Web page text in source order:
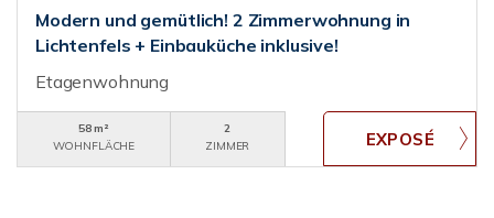
Modern und gemütlich! 2 Zimmerwohnung in
Lichtenfels + Einbauküche inklusive!
Etagenwohnung
58 m²
WOHNFLÄCHE
2
ZIMMER